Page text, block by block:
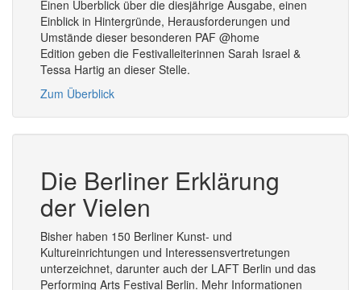
Einen Überblick über die diesjährige Ausgabe, einen
Einblick in Hintergründe, Herausforderungen und
Umstände dieser besonderen PAF @home
Edition geben die Festivalleiterinnen Sarah Israel &
Tessa Hartig an dieser Stelle.
Zum Überblick
Die Berliner Erklärung
der Vielen
Bisher haben 150 Berliner Kunst- und
Kultureinrichtungen und Interessensvertretungen
unterzeichnet, darunter auch der LAFT Berlin und das
Performing Arts Festival Berlin. Mehr Informationen